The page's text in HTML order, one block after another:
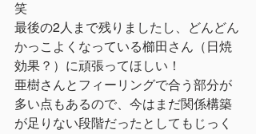
笑
最後の2人まで残りましたし、どんどん
かっこよくなっている櫛田さん（日焼
効果？）に頑張ってほしい！
亜樹さんとフィーリングで合う部分が
多い点もあるので、今はまだ関係構築
が足りない段階だったとしてもじっく